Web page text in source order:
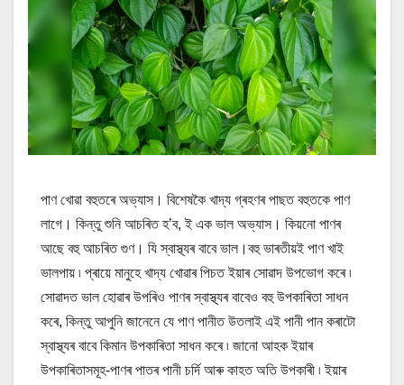
পাণ খোৱা বহুতৰে অভ্যাস। বিশেষকৈ খাদ্য গ্ৰহণৰ পাছত বহুতকে পাণ
লাগে। কিন্তু শুনি আচৰিত হ’ব, ই এক ভাল অভ্যাস। কিয়নো পাণৰ
আছে বহু আচৰিত গুণ। যি স্বাস্থ্যৰ বাবে ভাল।বহু ভাৰতীয়ই পাণ খাই
ভালপায় ৷ প্ৰায়ে মানুহে খাদ্য খোৱাৰ পিচত ইয়াৰ সোৱাদ উপভোগ কৰে ৷
সোৱাদত ভাল হোৱাৰ উপৰিও পাণৰ স্বাস্থ্যৰ বাবেও বহু উপকাৰিতা সাধন
কৰে, কিন্তু আপুনি জানেনে যে পাণ পানীত উতলাই এই পানী পান কৰাটো
স্বাস্থ্যৰ বাবে কিমান উপকাৰিতা সাধন কৰে ৷ জানো আহক ইয়াৰ
উপকাৰিতাসমূহ-পাণৰ পাতৰ পানী চৰ্দি আৰু কাহত অতি উপকাৰী ৷ ইয়াৰ